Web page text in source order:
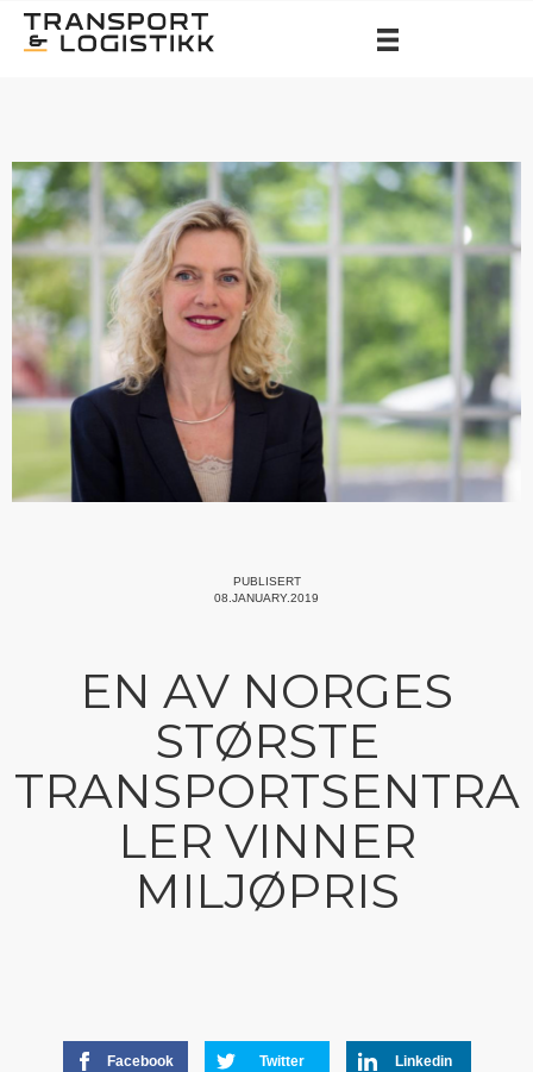
PUBLISERT
08.JANUARY.2019
EN AV NORGES
STØRSTE
TRANSPORTSENTRA
LER VINNER
MILJØPRIS
Facebook Twitter Linkedin